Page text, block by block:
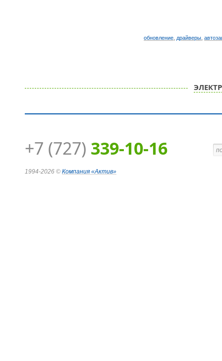
обновление драйверы
+7 (727) 339-10-16
1994-2026 © Компания «Актив»